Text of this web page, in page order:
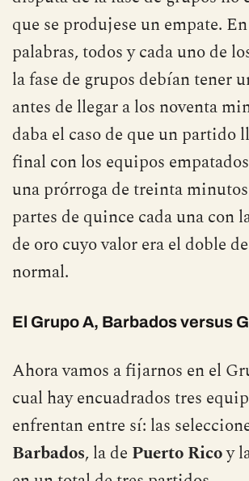
que se produjese un empate.
palabras, todos y cada uno de
la fase de grupos debían tener
antes de llegar a los noventa
daba el caso de que un partido
final con los equipos
una prórroga de treinta
partes de quince cada una con
de oro cuyo valor era el doble
normal.
El Grupo A, Barbados versus
Ahora vamos a fijarnos en el
cual hay encuadrados tres
enfrentan entre sí: las
Barbados, la de Puerto Ricoy